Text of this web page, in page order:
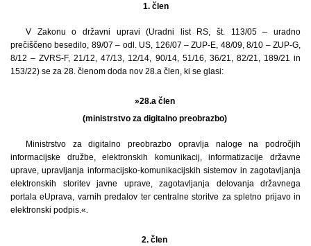
1. člen
V Zakonu o državni upravi (Uradni list RS, št. 113/05 – uradno
prečiščeno besedilo, 89/07 – odl. US, 126/07 – ZUP-E, 48/09, 8/10 – ZUP-G,
8/12 – ZVRS-F, 21/12, 47/13, 12/14, 90/14, 51/16, 36/21, 82/21, 189/21 in
153/22) se za 28. členom doda nov 28.a člen, ki se glasi:
»28.a člen
(ministrstvo za digitalno preobrazbo)
Ministrstvo za digitalno preobrazbo opravlja naloge na področjih
informacijske družbe, elektronskih komunikacij, informatizacije državne
uprave, upravljanja informacijsko-komunikacijskih sistemov in zagotavljanja
elektronskih storitev javne uprave, zagotavljanja delovanja državnega
portala eUprava, varnih predalov ter centralne storitve za spletno prijavo in
elektronski podpis.«.
2. člen